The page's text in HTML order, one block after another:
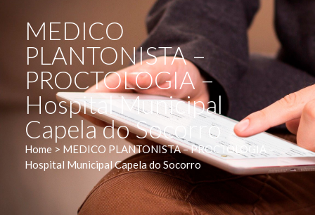
MEDICO
PLANTONISTA –
PROCTOLOGIA –
Hospital Municipal
Capela do Socorro
Home > MEDICO PLANTONISTA – PROCTOLOGIA –
Hospital Municipal Capela do Socorro